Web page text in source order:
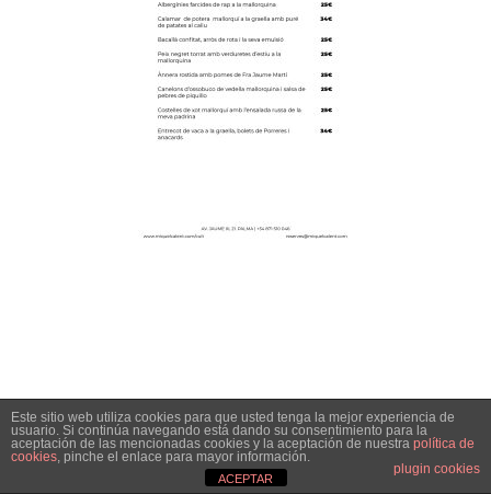
Este sitio web utiliza cookies para que usted tenga la mejor experiencia de
usuario. Si continúa navegando está dando su consentimiento para la
aceptación de las mencionadas cookies y la aceptación de nuestra política de
cookies, pinche el enlace para mayor información.
plugin cookies
ACEPTAR